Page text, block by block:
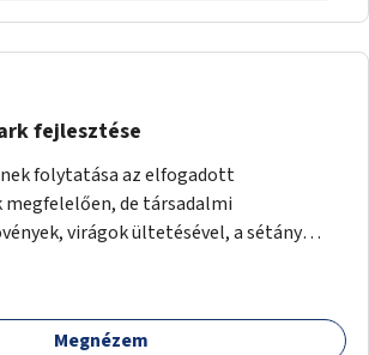
tartása.
fejlesztése
folytatása az elfogadott
de társadalmi
virágok ültetésével, a sétány
Megnézem